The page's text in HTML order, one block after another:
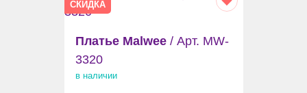
СКИДКА
Платье Malwee/ Арт. MW-
3320
в наличии